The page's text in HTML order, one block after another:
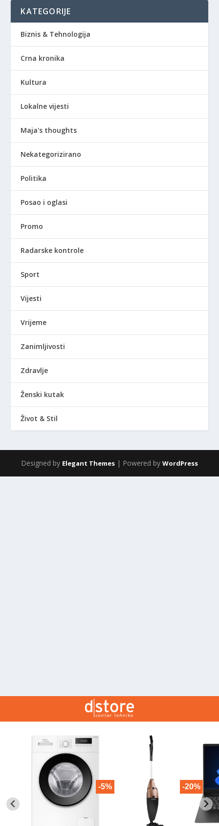
KATEGORIJE
Biznis & Tehnologija
Crna kronika
Kultura
Lokalne vijesti
Maja's thoughts
Nekategorizirano
Politika
Posao i oglasi
Promo
Radarske kontrole
Sport
Vijesti
Vrijeme
Zanimljivosti
Zdravlje
Ženski kutak
Život & Stil
Designed by Elegant Themes | Powered by WordPress